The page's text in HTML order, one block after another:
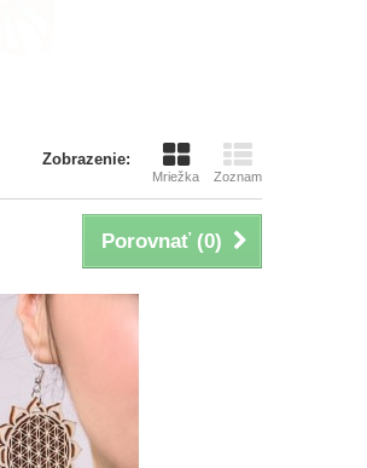
Zobrazenie:
Mriežka Zoznam
Porovnať (0)